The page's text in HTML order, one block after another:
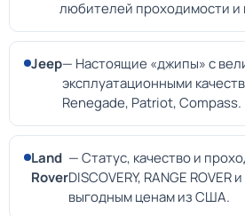
любителей проходимости и
Jeep— Настоящие «джипы» с
эксплуатационными
Renegade, Patriot, Compass.
Land
Rover
— Статус, качество и
DISCOVERY, RANGE ROVER
выгодным ценам из США.